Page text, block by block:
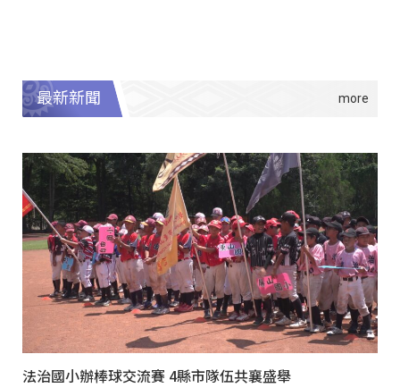
最新新聞
法治國小辦棒球交流賽 4縣市隊伍共襄盛舉